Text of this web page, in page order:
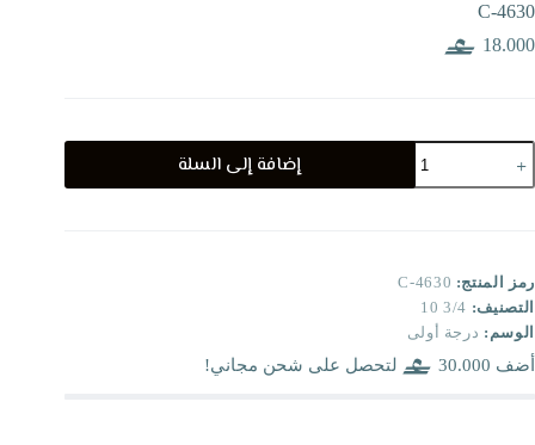
C-4630
18.000
كمية
C-
4630
إضافة إلى السلة
رمز المنتج: C-4630
التصنيف: 3/4 10
الوسم: درجة أولى
أضف 30.000 لتحصل على شحن مجاني!